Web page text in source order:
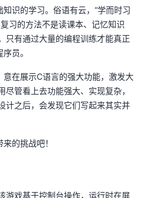
知识的学习。俗语有云，“学而时习
习的方法不是读课本、记忆知识
只有通过大量的编程训练才能真正
员。
意在展示C语言的强大功能，激发大
管看上去功能强大、实现复杂，
计之后，会发现它们写起来其实并
的挑战吧！
游戏基于控制台操作，运行时在屏